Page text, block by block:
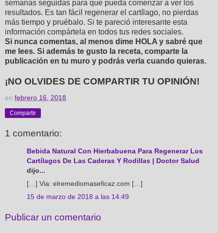
semanas seguidas para que pueda comenzar a ver los
resultados. Es tan fácil regenerar el cartílago, no pierdas
más tiempo y pruébalo. Si te pareció interesante esta
información compártela en todos tus redes sociales.
Si nunca comentas, al menos dime HOLA y sabré que
me lees. Si además te gusto la receta, comparte la
publicación en tu muro y podrás verla cuando quieras.
¡NO OLVIDES DE COMPARTIR TU OPINIÓN!
en febrero 16, 2018
Compartir
1 comentario:
Bebida Natural Con Hierbabuena Para Regenerar Los
Cartílagos De Las Caderas Y Rodillas | Doctor Salud
dijo...
[…] Via: elremediomaseficaz.com […]
15 de marzo de 2018 a las 14:49
Publicar un comentario